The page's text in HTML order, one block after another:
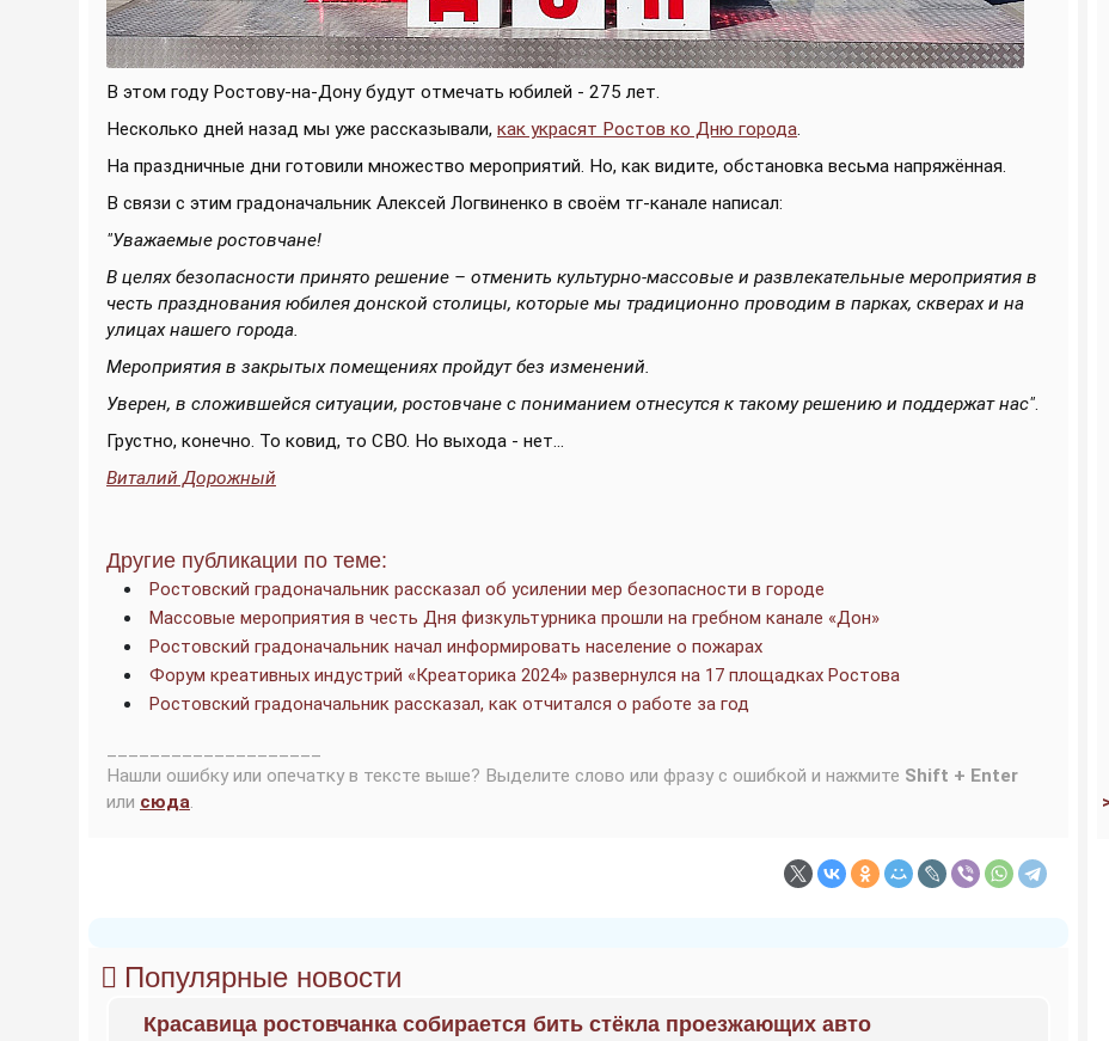
В этом году Ростову-на-Дону будут отмечать юбилей - 275 лет.
Несколько дней назад мы уже рассказывали, как украсят Ростов ко Дню города.
На праздничные дни готовили множество мероприятий. Но, как видите, обстановка весьма напряжённая.
В связи с этим градоначальник Алексей Логвиненко в своём тг-канале написал:
"Уважаемые ростовчане!
В целях безопасности принято решение – отменить культурно-массовые и развлекательные мероприятия в
честь празднования юбилея донской столицы, которые мы традиционно проводим в парках, скверах и на
улицах нашего города.
Мероприятия в закрытых помещениях пройдут без изменений.
Уверен, в сложившейся ситуации, ростовчане с пониманием отнесутся к такому решению и поддержат нас".
Грустно, конечно. То ковид, то СВО. Но выхода - нет...
Виталий Дорожный
Другие публикации по теме:
Ростовский градоначальник рассказал об усилении мер безопасности в городе
Массовые мероприятия в честь Дня физкультурника прошли на гребном канале «Дон»
Ростовский градоначальник начал информировать население о пожарах
Форум креативных индустрий «Креаторика 2024» развернулся на 17 площадках Ростова
Ростовский градоначальник рассказал, как отчитался о работе за год
Нашли ошибку или опечатку в тексте выше? Выделите слово или фразу с ошибкой и нажмите Shift + Enter
или сюда.
Популярные новости
Красавица ростовчанка собирается бить стёкла проезжающих авто